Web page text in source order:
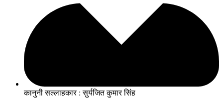
कानुनी सल्लाहकार : सुर्यजित कुमार सिंह